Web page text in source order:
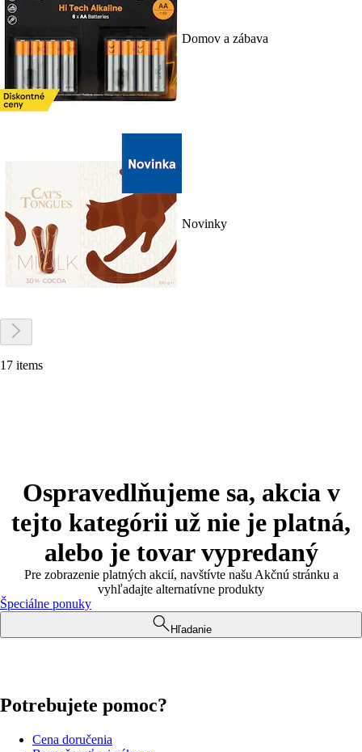
Domov a zábava
Novinky
17 items
Ospravedlňujeme sa, akcia v
tejto kategórii už nie je platná,
alebo je tovar vypredaný
Pre zobrazenie platných akcií, navštívte našu Akčnú stránku a
vyhľadajte alternatívne produkty
Špeciálne ponuky
Hľadanie
Potrebujete pomoc?
Cena doručenia